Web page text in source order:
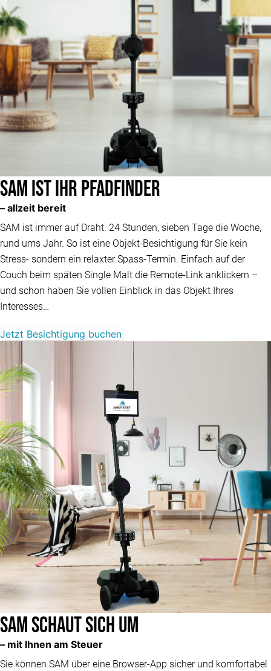
SAM ist Ihr Pfadfinder
– allzeit bereit
SAM ist immer auf Draht. 24 Stunden, sieben Tage die Woche,
rund ums Jahr. So ist eine Objekt-Besichtigung für Sie kein
Stress- sondern ein relaxter Spass-Termin. Einfach auf der
Couch beim späten Single Malt die Remote-Link anklickern –
und schon haben Sie vollen Einblick in das Objekt Ihres
Interesses…
Jetzt Besichtigung buchen
SAM schaut sich um
– mit Ihnen am Steuer
Sie können SAM über eine Browser-App sicher und komfortabel